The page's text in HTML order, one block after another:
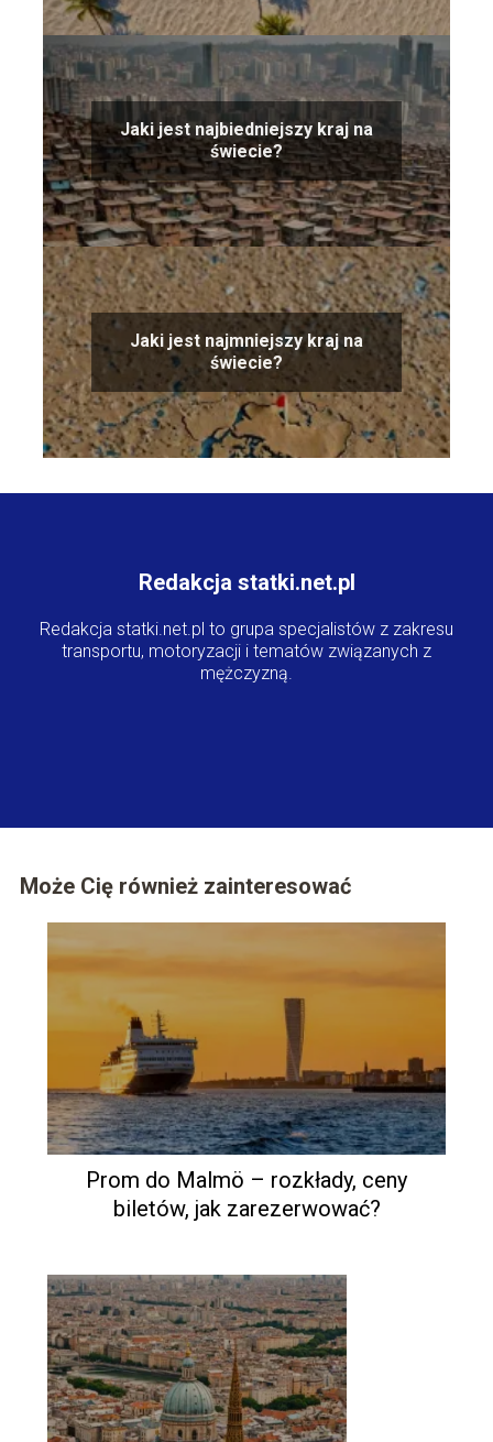
Jaki jest najbiedniejszy kraj na
świecie?
Jaki jest najmniejszy kraj na
świecie?
Redakcja statki.net.pl
Redakcja statki.net.pl to grupa specjalistów z zakresu
transportu, motoryzacji i tematów związanych z
mężczyzną.
Może Cię również zainteresować
Prom do Malmö – rozkłady, ceny
biletów, jak zarezerwować?